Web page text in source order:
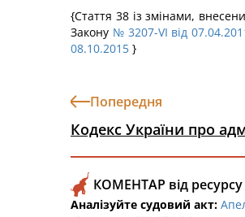
{Стаття 38 із змінами,
Закону № 3207-VI від
08.10.2015 }
Попередня
Кодекс України про
КОМЕНТАР від
Аналізуйте судовий акт: